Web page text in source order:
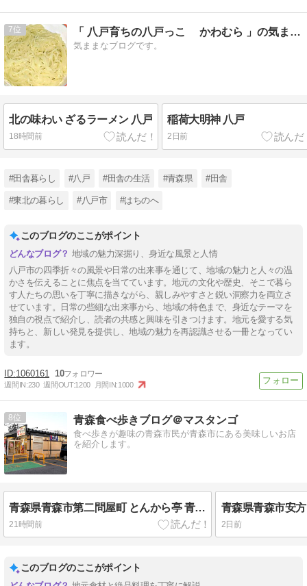
7 「 八戸育ちの八戸っこ かわむら 」の気ままブログ
気ままなブログです。
北の味わい ざるラーメン 八戸
18時間前
稲荷大明神 八戸
2日前
#田舎暮らし #八戸 #田舎の生活 #青森県 #田舎
#東北の暮らし #八戸市 #はちのへ
このブログのここがポイント
地域の魅力深掘り、身近な風景と人情
八戸市の四季折々の風景や日常の出来事を通じて、地域の魅力と人々の温
かさを伝えることに焦点を当てています。地元の文化や歴史、そこで暮ら
す人たちの思いを丁寧に描きながら、親しみやすさと鋭い洞察力を両立さ
せています。日常の些細な出来事から、地域の特色まで、身近なテーマを
独自の視点で紹介し、読者の共感と興味を引きつけます。地元を愛する気
持ちと、新しい発見を提供し、地域の魅力を再認識させる一冊となってい
ます。
1060161 10
週間IN:230 週間OUT:1200 月間IN:1000
8 青森食べ歩きブログ＠マスタンゴ
食べ歩きが趣味の青森市民が青森市にある美味しいお店
を紹介します。
青森県青森市第二問屋町 とんから亭 青森問屋町店のから好し定食 (3個)
21時間前 2日前
このブログのここがポイント